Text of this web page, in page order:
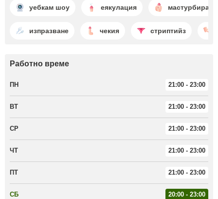
уебкам шоу еякулация мастурбиране
изпразване чекия стриптийз
Работно време
ПН 21:00 - 23:00
ВТ 21:00 - 23:00
СР 21:00 - 23:00
ЧТ 21:00 - 23:00
ПТ 21:00 - 23:00
СБ 20:00 - 23:00